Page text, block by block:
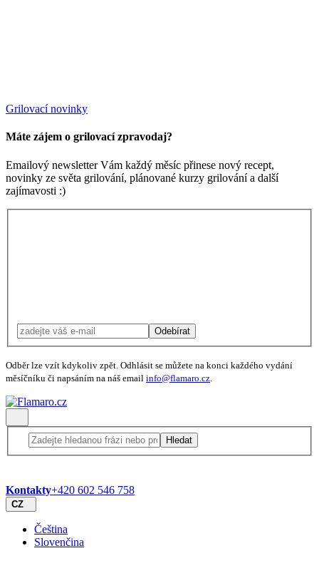
Grilovací novinky
Máte zájem o grilovací zpravodaj?
Emailový newsletter Vám každý měsíc přinese nový recept,
novinky ze světa grilování, plánované kurzy grilování a další
zajímavosti :)
Odebírat
Odběr lze vzít kdykoliv zpět. Odhlásit se můžete na konci každého vydání
měsíčníku či napsáním na náš email info@flamaro.cz.
Hledat
Kontakty+420 602 546 758
CZ
Čeština
Slovenčina